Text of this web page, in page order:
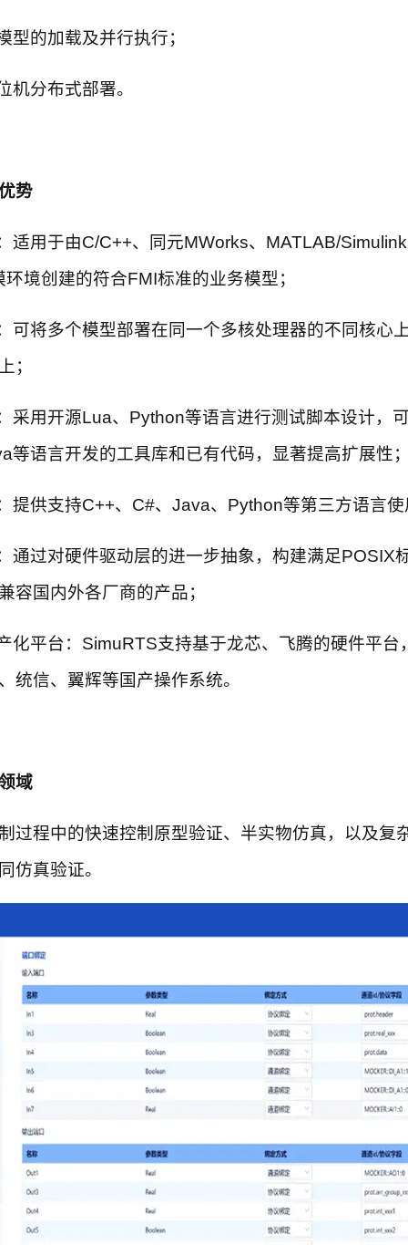
加载及并行执行；
分布式部署。
势
于由C/C++、同元MWorks、MATLAB/Simulink
境创建的符合FMI标准的业务模型；
多个模型部署在同一个多核处理器的不同核心
；
开源Lua、Python等语言进行测试脚本设计，
等语言开发的工具库和已有代码，显著提高扩展性
支持C++、C#、Java、Python等第三方语言使
对硬件驱动层的进一步抽象，构建满足POSIX
容国内外各厂商的产品；
台：SimuRTS支持基于龙芯、飞腾的硬件平台
统信、翼辉等国产操作系统。
域
中的快速控制原型验证、半实物仿真，以及复
仿真验证。